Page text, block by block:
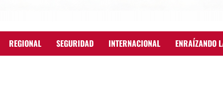
REGIONAL SEGURIDAD INTERNACIONAL ENRAÍZANDO